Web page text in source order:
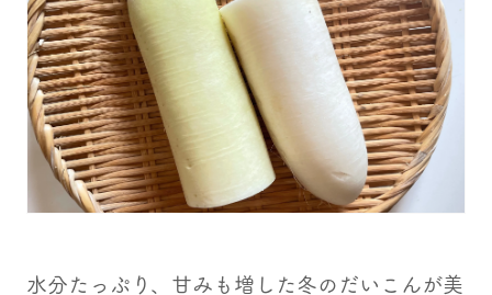
水分たっぷり、甘みも増した冬のだいこんが美